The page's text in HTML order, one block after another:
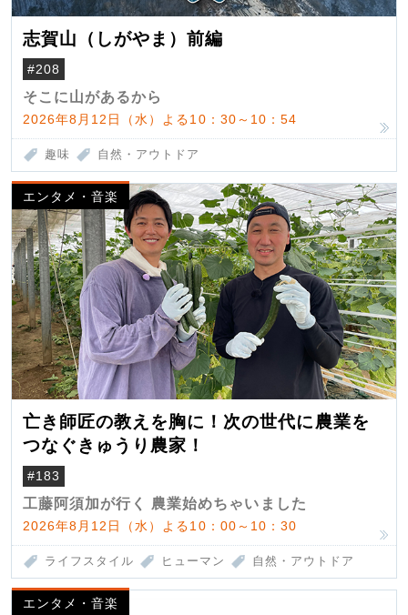
志賀山（しがやま）前編
#208
そこに山があるから
2026年8月12日（水）よる10：30～10：54
趣味 自然・アウトドア
エンタメ・音楽
亡き師匠の教えを胸に！次の世代に農業を
つなぐきゅうり農家！
#183
工藤阿須加が行く 農業始めちゃいました
2026年8月12日（水）よる10：00～10：30
ライフスタイル ヒューマン 自然・アウトドア
エンタメ・音楽